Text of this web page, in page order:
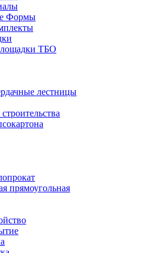
Формы
ТБО
лестницы
прямоугольная